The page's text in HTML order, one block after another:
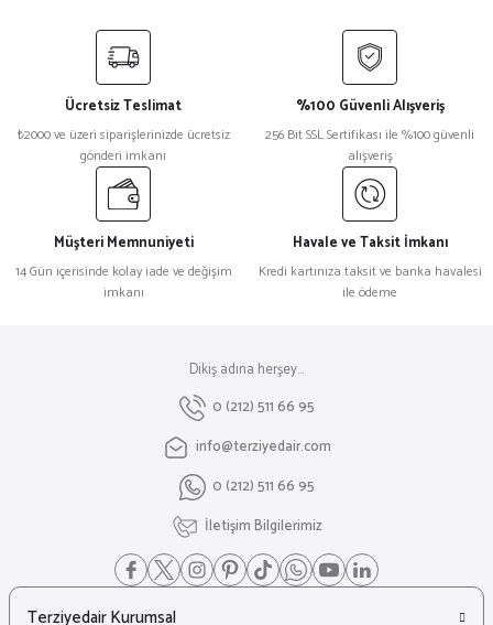
Ücretsiz Teslimat
₺2000 ve üzeri siparişlerinizde ücretsiz
gönderi imkanı
%100 Güvenli Alışveriş
256 Bit SSL Sertifikası ile %100 güvenli
alışveriş
Müşteri Memnuniyeti
14 Gün içerisinde kolay iade ve değişim
imkanı
Havale ve Taksit İmkanı
Kredi kartınıza taksit ve banka havalesi
ile ödeme
Dikiş adına herşey...
0 (212) 511 66 95
info@terziyedair.com
0 (212) 511 66 95
İletişim Bilgilerimiz
Terziyedair Kurumsal